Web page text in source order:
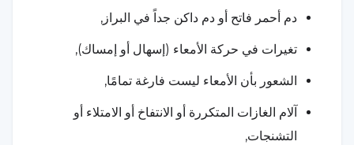
دم أحمر فاتح أو دم داكن جداً في البراز,
تغيرات في حركة الأمعاء (إسهال أو إمساك),
الشعور بأن الأمعاء ليست فارغة تمامًا,
آلام الغازات المتكررة أو الانتفاخ أو الامتلاء أو
التشنجات,